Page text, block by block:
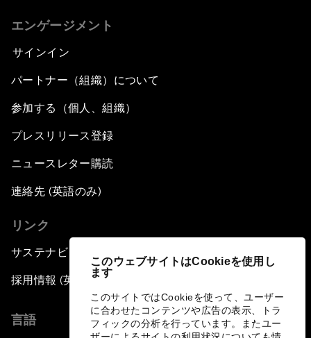
このウェブサイトはCookieを使用し
ます
このサイトではCookieを使って、ユーザー
に合わせたコンテンツや広告の表示、トラ
フィックの分析を行っています。またユー
エンゲージメント
サインイン
パートナー（組織）について
参加する（個人、組織）
プレスリリース登録
ニュースレター購読
連絡先 (英語のみ)
リンク
サステナビリティへの取り組み
採用情報 (英語のみ)
言語